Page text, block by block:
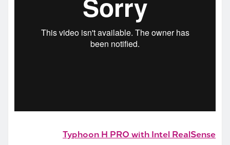
Typhoon H PRO with Intel RealSense